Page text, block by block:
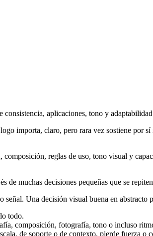
aplicaciones, tono y
importa, claro, pero rara vez sostiene por
reglas de uso, tono visual y
de muchas decisiones pequeñas que se
Una decisión visual buena en abstracto
todo.
composición, fotografía, tono o incluso
de soporte o de contexto, pierde fuerza o